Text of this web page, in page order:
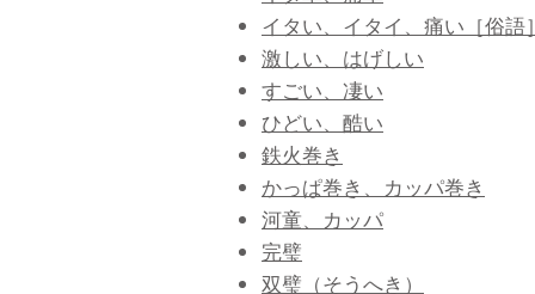
イタい、イタイ、痛い［俗語
激しい、はげしい
すごい、凄い
ひどい、酷い
鉄火巻き
かっぱ巻き、カッパ巻き
河童、カッパ
完璧